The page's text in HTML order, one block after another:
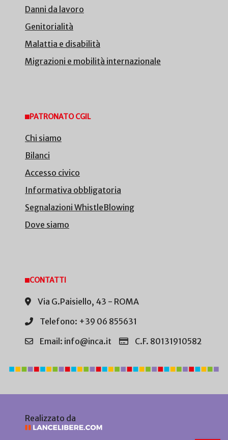
Danni da lavoro
Genitorialità
Malattia e disabilità
Migrazioni e mobilità internazionale
PATRONATO CGIL
Chi siamo
Bilanci
Accesso civico
Informativa obbligatoria
Segnalazioni WhistleBlowing
Dove siamo
CONTATTI
Via G.Paisiello, 43 - ROMA
Telefono: +39 06 855631
Email: info@inca.it
C.F. 80131910582
Realizzato da